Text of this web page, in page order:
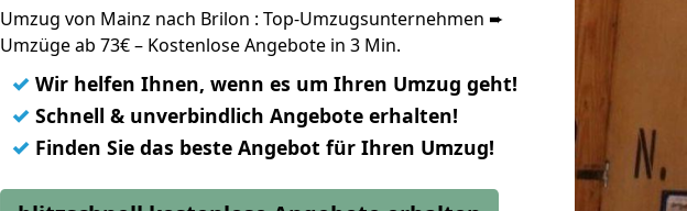
Umzug von Mainz nach Brilon : Top-Umzugsunternehmen ➨
Umzüge ab 73€ – Kostenlose Angebote in 3 Min.
✓ Wir helfen Ihnen, wenn es um Ihren Umzug geht!
✓ Schnell & unverbindlich Angebote erhalten!
✓ Finden Sie das beste Angebot für Ihren Umzug!